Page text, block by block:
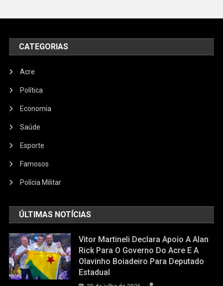
CATEGORIAS
Acre
Política
Economia
Saúde
Esporte
Famosos
Polícia Militar
ÚLTIMAS NOTÍCIAS
Vitor Martineli Declara Apoio A Alan
Rick Para O Governo Do Acre E A
Olavinho Boiadeiro Para Deputado
Estadual